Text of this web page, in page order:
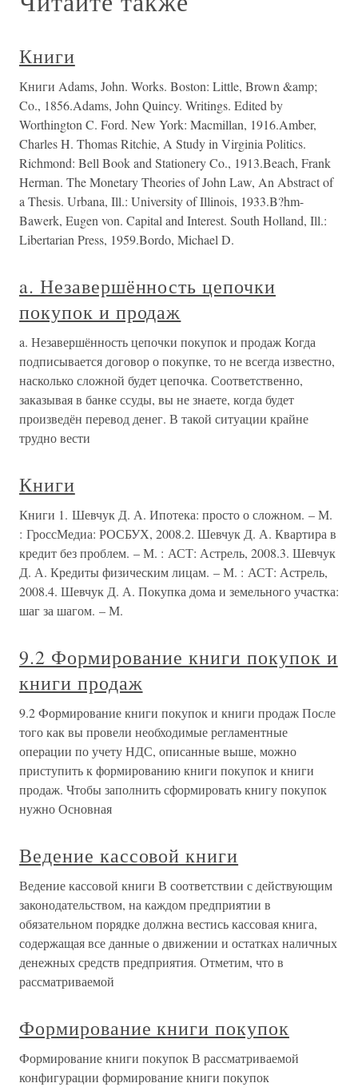
Книги
Книги Adams, John. Works. Boston: Little, Brown &amp;
Co., 1856.Adams, John Quincy. Writings. Edited by
Worthington C. Ford. New York: Macmillan, 1916.Amber,
Charles H. Thomas Ritchie, A Study in Virginia Politics.
Richmond: Bell Book and Stationery Co., 1913.Beach, Frank
Herman. The Monetary Theories of John Law, An Abstract of
a Thesis. Urbana, Ill.: University of Illinois, 1933.B?hm-
Bawerk, Eugen von. Capital and Interest. South Holland, Ill.:
Libertarian Press, 1959.Bordo, Michael D.
a. Незавершённость цепочки
покупок и продаж
a. Незавершённость цепочки покупок и продаж Когда
подписывается договор о покупке, то не всегда известно,
насколько сложной будет цепочка. Соответственно,
заказывая в банке ссуды, вы не знаете, когда будет
произведён перевод денег. В такой ситуации крайне
трудно вести
Книги
Книги 1. Шевчук Д. А. Ипотека: просто о сложном. – М.
: ГроссМедиа: РОСБУХ, 2008.2. Шевчук Д. А. Квартира в
кредит без проблем. – М. : АСТ: Астрель, 2008.3. Шевчук
Д. А. Кредиты физическим лицам. – М. : АСТ: Астрель,
2008.4. Шевчук Д. А. Покупка дома и земельного участка:
шаг за шагом. – М.
9.2 Формирование книги покупок и
книги продаж
9.2 Формирование книги покупок и книги продаж После
того как вы провели необходимые регламентные
операции по учету НДС, описанные выше, можно
приступить к формированию книги покупок и книги
продаж. Чтобы заполнить сформировать книгу покупок
нужно Основная
Ведение кассовой книги
Ведение кассовой книги В соответствии с действующим
законодательством, на каждом предприятии в
обязательном порядке должна вестись кассовая книга,
содержащая все данные о движении и остатках наличных
денежных средств предприятия. Отметим, что в
рассматриваемой
Формирование книги покупок
Формирование книги покупок В рассматриваемой
конфигурации формирование книги покупок